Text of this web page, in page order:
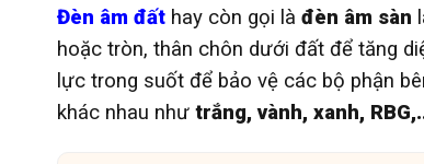
Đèn âm đất hay còn gọi là đèn âm sàn
hoặc tròn, thân chôn dưới đất để tăng
lực trong suốt để bảo vệ các bộ phận
khác nhau như trắng, vành, xanh,